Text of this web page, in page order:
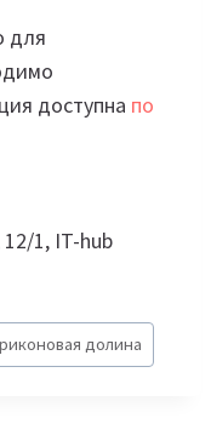
для
доступна по
1, IT-hub
долина